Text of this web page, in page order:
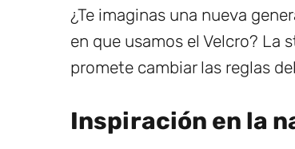
¿Te imaginas una nueva
en que usamos el Velcro? La
promete cambiar las reglas
Inspiración en la